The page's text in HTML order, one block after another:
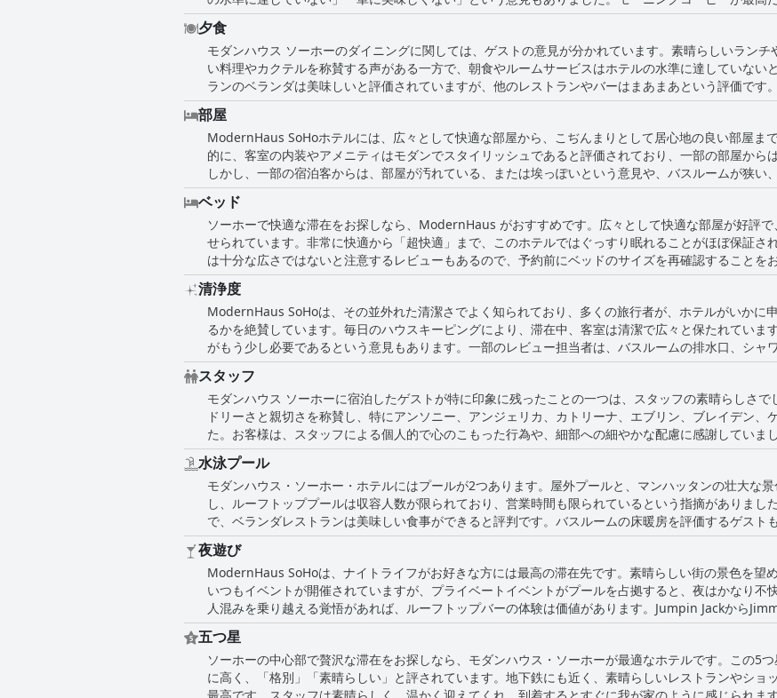
類があまり多くないと感じた人もいます。さまざまな意見があるものの、周辺には美味しいお店がた
さなスーパーマーケットもあります。朝食を予約する場合は、ホテル内のレストランを試すか、外に
とができます。また、素晴らしい朝食体験をした人からは、サービスが迅速で素晴らしいと評価され
夕食
モダンハウス ソーホーのダイニングに関しては、ゲストの意見が分かれています。素晴らしいラン
い料理やカクテルを称賛する声がある一方で、朝食やルームサービスはホテルの水準に達していない
ランのベランダは美味しいと評価されていますが、他のレストランやバーはまあまあという評価です
られており、非常に高価です。朝食の待ち時間が長かったり、夕食の予約をしなかったりする、不注
も指摘されています。このような問題点はあるものの、ホテルのダイニングオプションは、試してみ
す。
部屋
ModernHaus SoHoホテルには、広々として快適な部屋から、こぢんまりとして居心地の良い部屋ま
的に、客室の内装やアメニティはモダンでスタイリッシュであると評価されており、一部の部屋から
しかし、一部の宿泊客からは、部屋が汚れている、または埃っぽいという意見や、バスルームが狭い
指摘されました。このような小さな不満はあったものの、多くの宿泊客は快適なベッドや、シャンパ
んでいます。ロケーションとスタッフも高く評価されており、フレンドリーなサービスと地元の観光
一部の部屋は予想よりも狭いかもしれませんが、それでもSoHoを探索したいゲストにとって、贅沢
ベッド
ソーホーで快適な滞在をお探しなら、ModernHaus がおすすめです。広々として快適な部屋が好評
せられています。非常に快適から「超快適」まで、このホテルではぐっすり眠れることがほぼ保証さ
は十分な広さではないと注意するレビューもあるので、予約前にベッドのサイズを再確認することを
とんどのゲストはベッドに満足しているようで、清潔なシーツや手入れの行き届いた寝具を指摘する
た点はエアコンで、睡眠中に風が直接頭に当たる可能性があると指摘する人もいました。全体的に見
ModernHaus は検討する価値があります。
清浄度
ModernHaus SoHoは、その並外れた清潔さでよく知られており、多くの旅行者が、ホテルがいかに
るかを絶賛しています。毎日のハウスキーピングにより、滞在中、客室は清潔で広々と保たれていま
がもう少し必要であるという意見もあります。一部のレビュー担当者は、バスルームの排水口、シャ
べきだった事例があったと指摘しています。 しかし、これは施設の全体的な清潔さとメンテナンスを損なうものではなく、一貫して清潔で手入
れが行き届いています。ゲストは、控えめで気配りのあるスタッフと、床暖房、清潔で明るい客室、
ルのフレンドリーな雰囲気に感謝しています。ごく一部のゲストは、寝室の細部への注意が足りない
ーブに染みがあると感じましたが、ほとんどの訪問者は、ホテルの清潔さが素晴らしいことに同意し
スタッフ
モダンハウス ソーホーに宿泊したゲストが特に印象に残ったことの一つは、スタッフの素晴らしさ
ドリーさと親切さを称賛し、特にアンソニー、アンジェリカ、カトリーナ、エブリン、ブレイデン、
た。お客様は、スタッフによる個人的で心のこもった行為や、細部への細やかな配慮に感謝していま
ントデスクのスタッフが何か気を取られていたり、あまり役に立たなかったりしたという意見もあり
スタッフとの間に良い経験をし、その素晴らしいサービスを楽しまれていました。
水泳プール
モダンハウス・ソーホー・ホテルにはプールが2つあります。屋外プールと、マンハッタンの壮大な
し、ルーフトッププールは収容人数が限られており、営業時間も限られているという指摘がありまし
で、ベランダレストランは美味しい食事ができると評判です。バスルームの床暖房を評価するゲスト
ブのようで、バーが混んでいると感じるゲストもいました。ルーフトッププールは小さく、閉まるの
は、ホテルは素晴らしいサービスと楽しいルーフトッププール体験を提供しています。
夜遊び
ModernHaus SoHoは、ナイトライフがお好きな方には最高の滞在先です。素晴らしい街の景色を望
いつもイベントが開催されていますが、プライベートイベントがプールを占拠すると、夜はかなり不
人混みを乗り越える覚悟があれば、ルーフトップバーの体験は価値があります。Jumpin Jackから
くさんのバーやレストランがあります。ただし、一部のバーは夜に非常に騒がしくなる可能性がある
はあるものの、最高のナイトライフを求める人にとって、ロケーションは最高です。
五つ星
ソーホーの中心部で贅沢な滞在をお探しなら、モダンハウス・ソーホーが最適なホテルです。この5
に高く、「格別」「素晴らしい」と評されています。地下鉄にも近く、素晴らしいレストランやショ